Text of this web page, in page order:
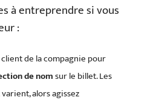
à entreprendre si vous
:
de la compagnie pour
de nomsur le billet. Les
alors agissez